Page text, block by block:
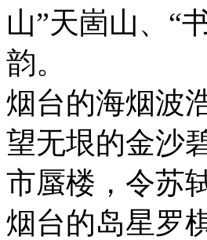
山”天崮山、“
韵。
烟台的海烟波
望无垠的金沙
市蜃楼，令苏
烟台的岛星罗